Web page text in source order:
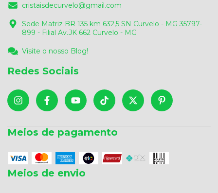
cristaisdecurvelo@gmail.com
Sede Matriz BR 135 km 632,5 SN Curvelo - MG 35797-
899 - Filial Av.JK 662 Curvelo - MG
Visite o nosso Blog!
Redes Sociais
Meios de pagamento
Meios de envio